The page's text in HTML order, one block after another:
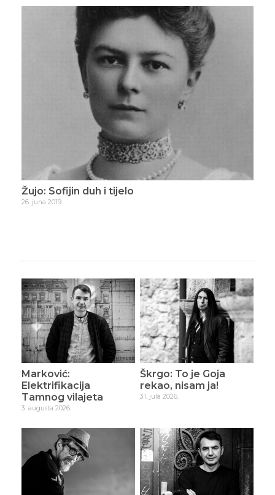
Žujo: Sofijin duh i tijelo
26. juna 2019.
Marković:
Elektrifikacija
Tamnog vilajeta
3. augusta 2026.
Škrgo: To je Goja
rekao, nisam ja!
31. jula 2026.